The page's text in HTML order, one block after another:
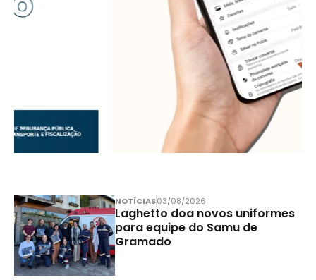
NOTÍCIAS03/08/2026
Laghetto doa novos uniformes
para equipe do Samu de
Gramado